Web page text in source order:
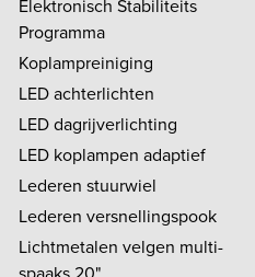
Elektronisch Stabiliteits
Programma
Koplampreiniging
LED achterlichten
LED dagrijverlichting
LED koplampen adaptief
Lederen stuurwiel
Lederen versnellingspook
Lichtmetalen velgen multi-